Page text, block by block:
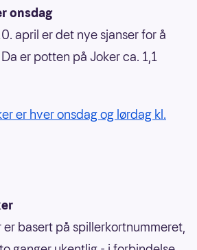
onsdag
april er det nye sjanser for å
er potten på Joker ca. 1,1
er hver onsdag og lørdag kl.
basert på spillerkortnummeret,